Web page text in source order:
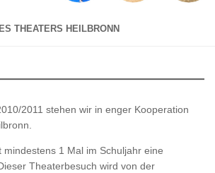
THEATERS HEILBRONN
2011 stehen wir in enger Kooperation
mindestens 1 Mal im Schuljahr eine
Theaterbesuch wird von der